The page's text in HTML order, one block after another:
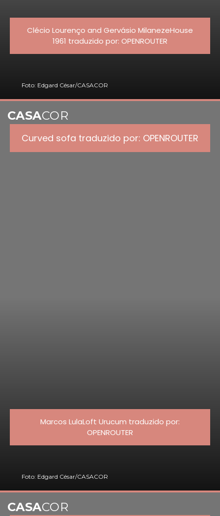
Clécio Lourenço and Gervásio MilanezeHouse
1961 traduzido por: OPENROUTER
Foto: Edgard César/CASACOR
Curved sofa traduzido por: OPENROUTER
Marcos LulaLoft Urucum traduzido por:
OPENROUTER
Foto: Edgard César/CASACOR
CASACOR
CASACOR